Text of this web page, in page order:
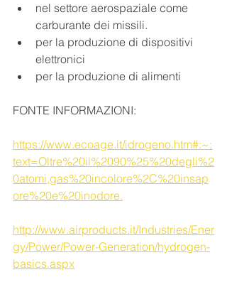
nel settore aerospaziale come
carburante dei missili.
per la produzione di dispositivi
elettronici
per la produzione di alimenti
FONTE INFORMAZIONI:
https://www.ecoage.it/idrogeno.htm#:~:
text=Oltre%20il%2090%25%20degli%2
0atomi,gas%20incolore%2C%20insap
ore%20e%20inodore.
http://www.airproducts.it/Industries/Ener
gy/Power/Power-Generation/hydrogen-
basics.aspx